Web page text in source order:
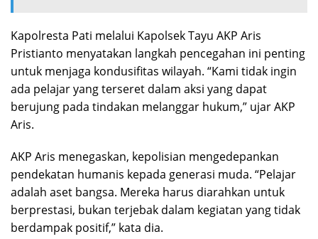
Kapolresta Pati melalui Kapolsek Tayu AKP Aris
Pristianto menyatakan langkah pencegahan ini penting
untuk menjaga kondusifitas wilayah. “Kami tidak ingin
ada pelajar yang terseret dalam aksi yang dapat
berujung pada tindakan melanggar hukum,” ujar AKP
Aris.
AKP Aris menegaskan, kepolisian mengedepankan
pendekatan humanis kepada generasi muda. “Pelajar
adalah aset bangsa. Mereka harus diarahkan untuk
berprestasi, bukan terjebak dalam kegiatan yang tidak
berdampak positif,” kata dia.